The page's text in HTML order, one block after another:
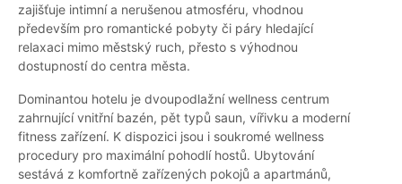
zajišťuje intimní a nerušenou atmosféru, vhodnou
především pro romantické pobyty či páry hledající
relaxaci mimo městský ruch, přesto s výhodnou
dostupností do centra města.
Dominantou hotelu je dvoupodlažní wellness centrum
zahrnující vnitřní bazén, pět typů saun, vířivku a moderní
fitness zařízení. K dispozici jsou i soukromé wellness
procedury pro maximální pohodlí hostů. Ubytování
sestává z komfortně zařízených pokojů a apartmánů,